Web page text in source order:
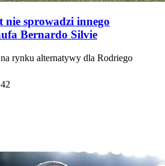
sprowadzi innego
Bernardo Silvie
rynku alternatywy dla Rodriego